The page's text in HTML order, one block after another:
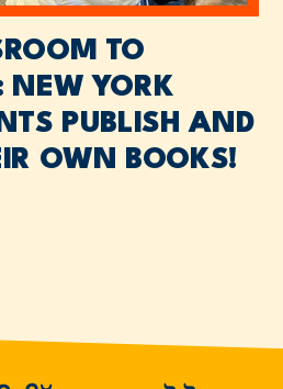
TO
NEW YORK
PUBLISH AND
OWN BOOKS!